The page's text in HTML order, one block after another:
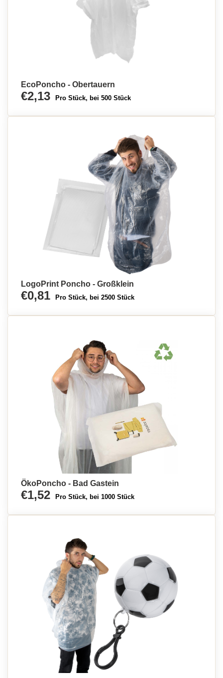
EcoPoncho - Obertauern
€2,13 Pro Stück, bei 500 Stück
LogoPrint Poncho - Großklein
€0,81 Pro Stück, bei 2500 Stück
ÖkoPoncho - Bad Gastein
€1,52 Pro Stück, bei 1000 Stück